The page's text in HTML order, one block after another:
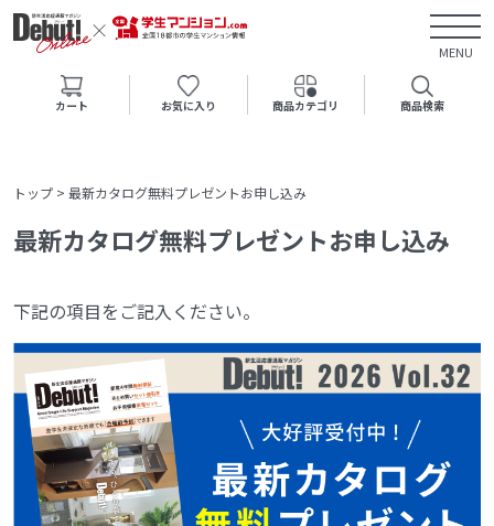
MENU
カート お気に入り 商品カテゴリ 商品検索
トップ > 最新カタログ無料プレゼントお申し込み
最新カタログ無料プレゼントお申し込み
下記の項目をご記入ください。